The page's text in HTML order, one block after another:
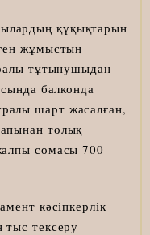
құқықтарын
жұмыстың
тұтынушыдан
балконда
шарт жасалған,
толық
сомасы 700
кәсіпкерлік
тыс тексеру